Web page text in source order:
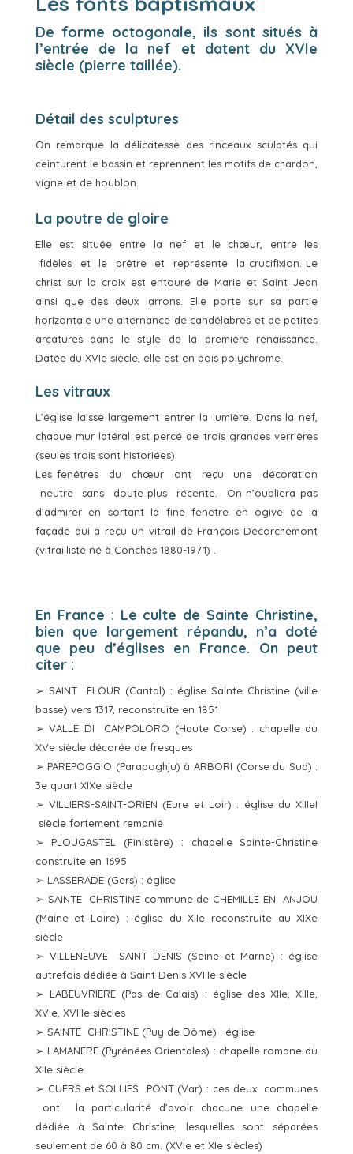
De forme octogonale, ils sont situés à
l’entrée de la nef et datent du XVIe
siècle (pierre taillée).
Détail des sculptures
On remarque la délicatesse des rinceaux sculptés qui
ceinturent le bassin et reprennent les motifs de chardon,
vigne et de houblon.
La poutre de gloire
Elle est située entre la nef et le chœur, entre les
fidèles et le prêtre et représente la crucifixion. Le
christ sur la croix est entouré de Marie et Saint Jean
ainsi que des deux larrons. Elle porte sur sa partie
horizontale une alternance de candélabres et de petites
arcatures dans le style de la première renaissance.
Datée du XVIe siècle, elle est en bois polychrome.
Les vitraux
L’église laisse largement entrer la lumière. Dans la nef,
chaque mur latéral est percé de trois grandes verrières
(seules trois sont historiées).
Les fenêtres du chœur ont reçu une décoration
neutre sans doute plus récente. On n’oubliera pas
d’admirer en sortant la fine fenêtre en ogive de la
façade qui a reçu un vitrail de François Décorchemont
(vitrailliste né à Conches 1880-1971) .
En France : Le culte de Sainte Christine,
bien que largement répandu, n’a doté
que peu d’églises en France. On peut
citer :
➢ SAINT FLOUR (Cantal) : église Sainte Christine (ville
basse) vers 1317, reconstruite en 1851
➢ VALLE DI CAMPOLORO (Haute Corse) : chapelle du
XVe siècle décorée de fresques
➢ PAREPOGGIO (Parapoghju) à ARBORI (Corse du Sud) :
3e quart XIXe siècle
➢ VILLIERS-SAINT-ORIEN (Eure et Loir) : église du XIIIeI
siècle fortement remanié
➢ PLOUGASTEL (Finistère) : chapelle Sainte-Christine
construite en 1695
➢ LASSERADE (Gers) : église
➢ SAINTE CHRISTINE commune de CHEMILLE EN ANJOU
(Maine et Loire) : église du XIIe reconstruite au XIXe
siècle
➢ VILLENEUVE SAINT DENIS (Seine et Marne) : église
autrefois dédiée à Saint Denis XVIIIe siècle
➢ LABEUVRIERE (Pas de Calais) : église des XIIe, XIIIe,
XVIe, XVIIIe siècles
➢ SAINTE CHRISTINE (Puy de Dôme) : église
➢ LAMANERE (Pyrénées Orientales) : chapelle romane du
XIIe siècle
➢ CUERS et SOLLIES PONT (Var) : ces deux communes
ont la particularité d’avoir chacune une chapelle
dédiée à Sainte Christine, lesquelles sont séparées
seulement de 60 à 80 cm. (XVIe et XIe siècles)